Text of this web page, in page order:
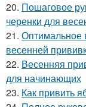
20. Пошаговое
черенки для
21. Оптимальное
весенней
22. Весенняя
для начинающих
23. Как привить